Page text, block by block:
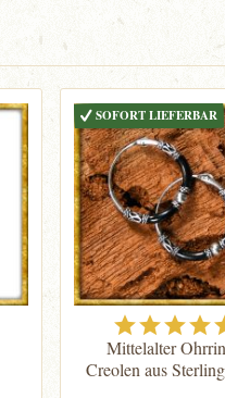
SOFORT LIEFERBAR
Mittelalter
Creolen aus